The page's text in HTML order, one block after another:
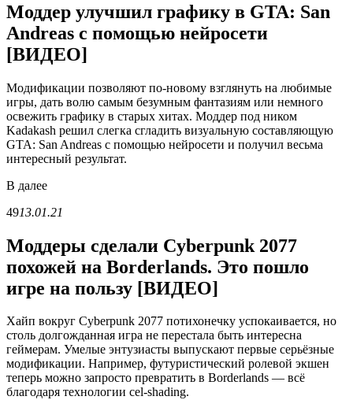
Моддер улучшил графику в GTA: San
Andreas с помощью нейросети
[ВИДЕО]
Модификации позволяют по-новому взглянуть на любимые
игры, дать волю самым безумным фантазиям или немного
освежить графику в старых хитах. Моддер под ником
Kadakash решил слегка сгладить визуальную составляющую
GTA: San Andreas с помощью нейросети и получил весьма
интересный результат.
В далее
4913.01.21
Моддеры сделали Cyberpunk 2077
похожей на Borderlands. Это пошло
игре на пользу [ВИДЕО]
Хайп вокруг Cyberpunk 2077 потихонечку успокаивается, но
столь долгожданная игра не перестала быть интересна
геймерам. Умелые энтузиасты выпускают первые серьёзные
модификации. Например, футуристический ролевой экшен
теперь можно запросто превратить в Borderlands — всё
благодаря технологии cel-shading.